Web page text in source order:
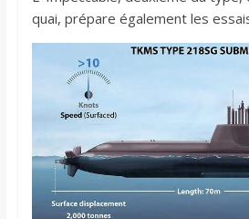
quai, prépare également les